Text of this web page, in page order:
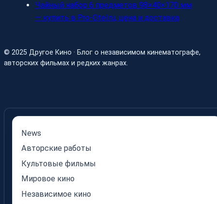
Чайный набор 6 предметов 98×40×170 мм
— купить в Pro-Otel.ru, цена и доставка
© 2025 Другое Кино · Блог о независимом кинематографе,
авторских фильмах и редких жанрах.
News
Авторские работы
Культовые фильмы
Мировое кино
Независимое кино